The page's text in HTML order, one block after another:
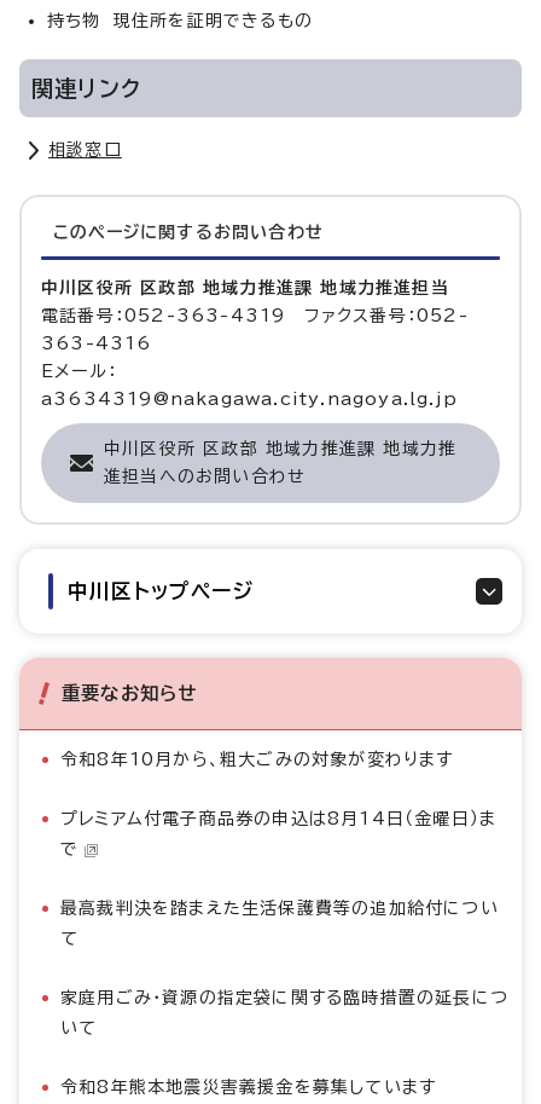
持ち物 現住所を証明できるもの
関連リンク
相談窓口
このページに関する お問い合わせ
中川区役所 区政部 地域力推進課 地域力推進担当
電話番号：052-363-4319 ファクス番号：052-
363-4316
Eメール：
a3634319@nakagawa.city.nagoya.lg.jp
中川区役所 区政部 地域力推進課 地域力推
進担当へのお問い合わせ
中川区トップページ
重要なお知らせ
令和8年10月から、粗大ごみの対象が変わります
プレミアム付電子商品券の申込は8月14日（金曜日）ま
で
最高裁判決を踏まえた生活保護費等の追加給付につい
て
家庭用ごみ・資源の指定袋に関する臨時措置の延長につ
いて
令和8年熊本地震災害義援金を募集しています